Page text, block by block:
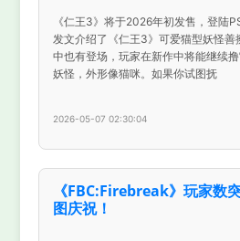
《仁王3》将于2026年初发售，登陆
发文介绍了《仁王3》可爱猫型妖怪善
中也有登场，玩家在新作中将能继续
妖怪，外形像猫咪。如果你试图抚
2026-05-07 02:30:04
《FBC:Firebreak》玩家数
图庆祝！